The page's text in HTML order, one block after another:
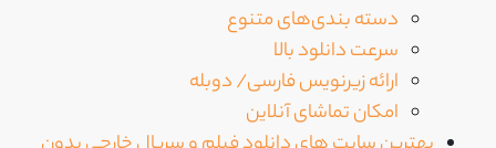
دسته بندی‌های متنوع
سرعت دانلود بالا
ارائه زیرنویس فارسی/ دوبله
امکان تماشای آنلاین